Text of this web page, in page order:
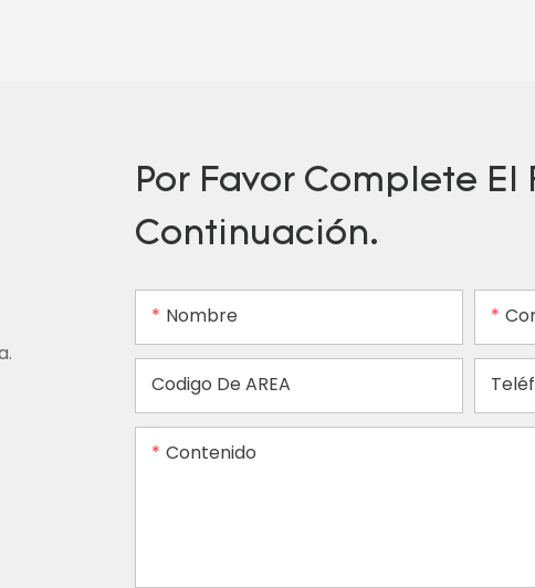
Por Favor Complete El
Continuación.
Nombre
Codigo De AREA
Contenido